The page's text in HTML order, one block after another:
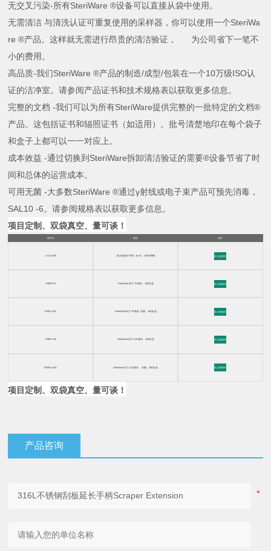
无交叉污染-所有SteriWare ®设备可以直接从袋中使用。
无需清洁 与清洗认证可重复使用的采样器，你可以使用一个SteriWa
re ®产品。这样就无需进行昂贵的清洁验证， 为公司省下一笔不
小的费用。
高品质-我们SteriWare ®产品的制造/成型/包装在一个10万级ISO认
证的洁净室。请参阅产品证书和技术规格表以获取更多信息。
完整的文档 -我们可以为所有SteriWare提供完整的一批特定的文档®
产品。这包括证书和辐照证书（如适用）。批号清楚地印在每个袋子
和盒子上都可以一一对应上。
成本效益 -通过切换到 SteriWare拆卸清洁验证的需要®设备节省了时
间和总体的运营成本。
可用无菌 -大多数SteriWare ®通过γ射线或电子束产品可预先消毒，
SAL10 -6。请参阅规格表以获取更多信息。
项目定制、双袋真空、量可谈！
部件号 描述 操作
A117-1000 刮刀的延长手柄 - 1m 长。316不锈钢 加入购物车
8785H-75 SteriWare 刮刀 75 毫米。100支/盒 加入购物车
8785H-75S SteriWare 刮刀 75 毫米, 无菌。100支/盒 加入购物车
8785H-110 SteriWare 刮刀 110 毫米。100支/盒 加入购物车
8785H-110S SteriWare 刮刀 110 毫米， 无菌。100支/盒 加入购物车
项目定制、双袋真空、量可谈！
产品咨询